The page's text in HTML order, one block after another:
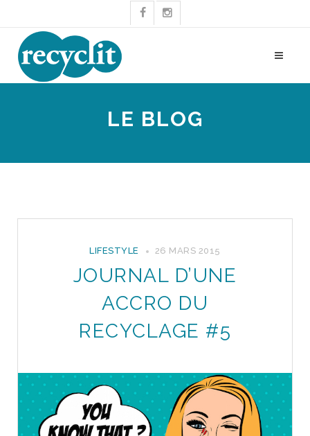
LE BLOG
LIFESTYLE 26 MARS 2015
JOURNAL D’UNE
ACCRO DU
RECYCLAGE #5